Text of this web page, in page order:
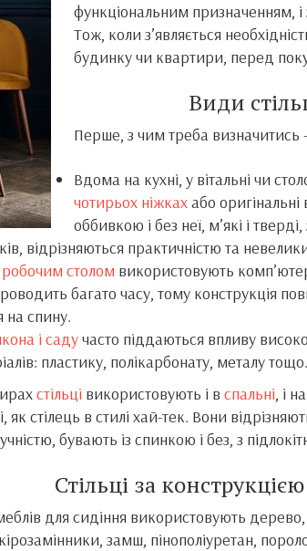
функціональним призначенням,
Тож, коли з’являється
будинку чи квартири, перед
Види
Перше, з чим треба визначитись
Вдома на кухні, у вітальні чи
чотирьох ніжкахабо
оббивкою і без неї, м’які і
відрізняються практичністю та
робочим столом використовують
багато часу, тому конструкція
на спину.
і садучасто піддаються впливу
пластику, полікарбонату, металу тощо.
стільці використовують і в спальні, і
як стілець в стилі хай-тек. Вони
бувають із спинкою і без, з
Стільці за
для сидіння використовують
замш, пінополіуретан,